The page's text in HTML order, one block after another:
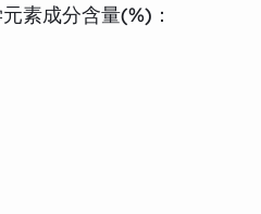
素成分含量(%)：